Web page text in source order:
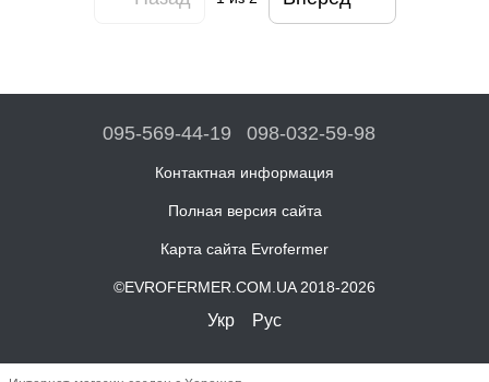
095-569-44-19 098-032-59-98
Контактная информация
Полная версия сайта
Карта сайта Evrofermer
©EVROFERMER.COM.UA 2018-2026
Укр Рус